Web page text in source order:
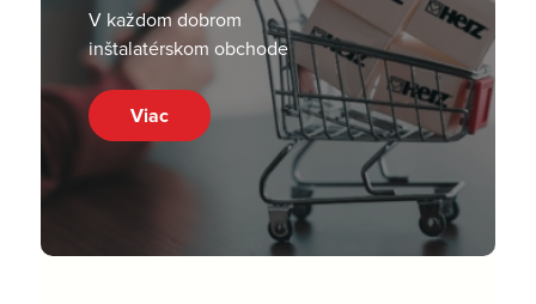
V každom dobrom
inštalatérskom obchode
Viac